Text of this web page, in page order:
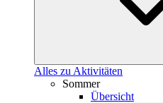
Alles zu Aktivitäten
Sommer
Übersicht